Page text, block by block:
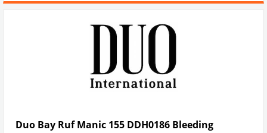
Duo Bay Ruf Manic 155 DDH0186 Bleeding